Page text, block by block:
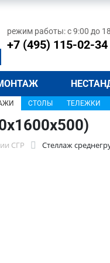
режим работы: с 9:00 до
+7 (495) 115-02-34
СТОЛЫ ТЕЛЕЖКИ
СГР Стеллаж